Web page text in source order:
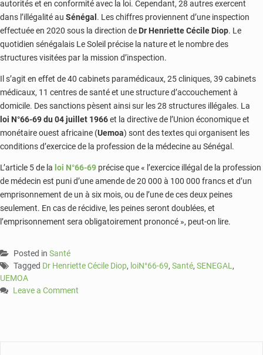
autorités et en conformité avec la loi. Cependant, 28 autres exercent
dans l’illégalité au Sénégal . Les chiffres proviennent d’une inspection
effectuée en 2020 sous la direction de Dr Henriette Cécile Diop. Le
quotidien sénégalais Le Soleil précise la nature et le nombre des
structures visitées par la mission d’inspection.
Il s’agit en effet de 40 cabinets paramédicaux, 25 cliniques, 39 cabinets
médicaux, 11 centres de santé et une structure d’accouchement à
domicile. Des sanctions pèsent ainsi sur les 28 structures illégales. La
loi N°66-69 du 04 juillet 1966et la directive de l’Union économique et
monétaire ouest africaine (Uemoa) sont des textes qui organisent les
conditions d’exercice de la profession de la médecine au Sénégal.
L’article 5 de la loi N°66-69 précise que « l’exercice illégal de la profession
de médecin est puni d’une amende de 20 000 à 100 000 francs et d’un
emprisonnement de un à six mois, ou de l’une de ces deux peines
seulement. En cas de récidive, les peines seront doublées, et
l’emprisonnement sera obligatoirement prononcé », peut-on lire.
Posted in Santé
Tagged Dr Henriette Cécile Diop, loiN°66-69, Santé, SENEGAL ,
UEMOA
Leave a Comment